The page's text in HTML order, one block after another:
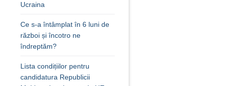
Ucraina
Ce s-a întâmplat în 6 luni de
război și încotro ne
îndreptăm?
Lista condițiilor pentru
candidatura Republicii